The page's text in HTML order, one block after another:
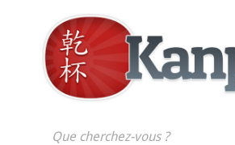
Que cherchez-vous ?